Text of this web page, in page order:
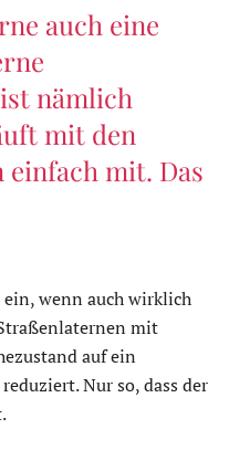
auch eine
nämlich
mit den
mit. Das
ein, wenn auch wirklich
mit
auf ein
Nur so, dass der